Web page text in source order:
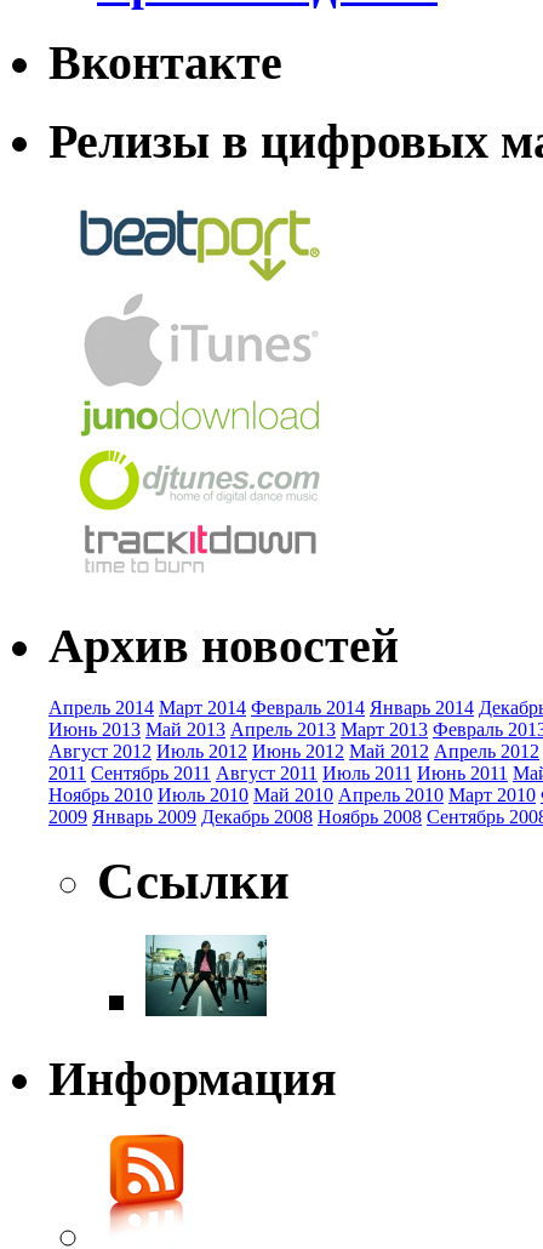
Вконтакте
Релизы в цифровых
Архив новостей
Апрель 2014 Март 2014 Февраль 2014 Январь 2014
Июнь 2013 Май 2013 Апрель 2013 Март 2013 Февраль
Август 2012 Июль 2012 Июнь 2012 Май 2012 Апрель 2012
2011 Сентябрь 2011 Август 2011 Июль 2011 Июнь 2011
Ноябрь 2010 Июль 2010 Май 2010 Апрель 2010 Март 2010
2009 Январь 2009 Декабрь 2008 Ноябрь 2008 Сентябрь
Ссылки
Информация